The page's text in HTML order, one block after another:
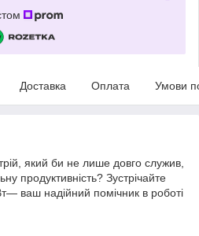
Доставка Оплата Умови
який би не лише довго служив,
продуктивність? Зустрічайте
ваш надійний помічник в роботі